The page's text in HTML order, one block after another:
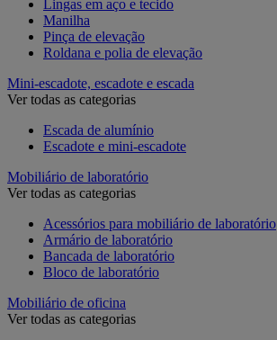
Lingas em aço e tecido
Manilha
Pinça de elevação
Roldana e polia de elevação
Mini-escadote, escadote e escada
Ver todas as categorias
Escada de alumínio
Escadote e mini-escadote
Mobiliário de laboratório
Ver todas as categorias
Acessórios para mobiliário de laboratório
Armário de laboratório
Bancada de laboratório
Bloco de laboratório
Mobiliário de oficina
Ver todas as categorias